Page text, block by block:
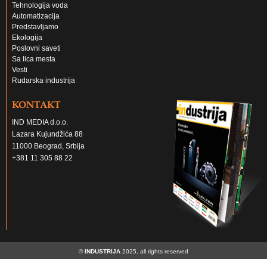
Tehnologija voda
Automatizacija
Predstavljamo
Ekologija
Poslovni saveti
Sa lica mesta
Vesti
Rudarska industrija
KONTAKT
IND MEDIA d.o.o.
Lazara Kujundžića 88
11000 Beograd, Srbija
+381 11 305 88 22
©INDUSTRIJA 2025, all rights reserved